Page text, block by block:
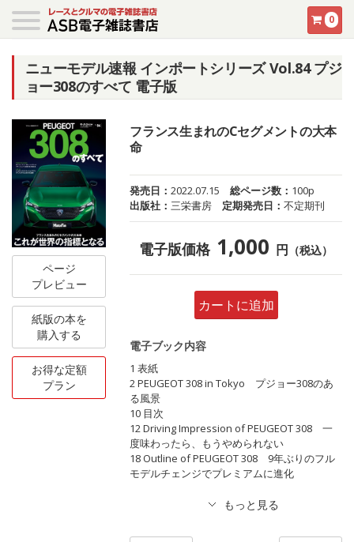
0
ニューモデル速報 インポートシリーズ Vol.84 プジ
ョー308のすべて 電子版
ページ
プレビュー
紙版の本を
購入する
お得な定額
プラン
フランス生まれのCセグメントの大本
命
発売日：2022.07.15 総ページ数： 100p
出版社：三栄書房 定期発売日：不定期刊
電子版価格 1,000 円 （税込）
カートに追加
電子ブック内容
1 表紙
2 PEUGEOT 308 in Tokyo プジョー308のあ
る風景
10 目次
12 Driving Impression of PEUGEOT 308 一
度味わったら、もうやめられない
18 Outline of PEUGEOT 308 9年ぶりのフル
モデルチェンジでプレミアムに進化